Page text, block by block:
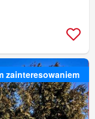
zainteresowaniem